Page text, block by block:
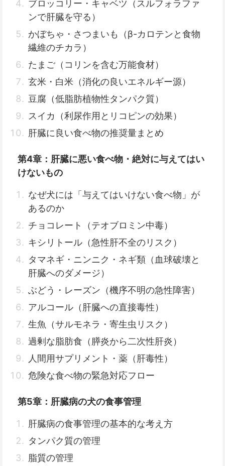
ブロッコリー・キャベツ（スルフォラファ
ンで肝臓を守る）
かぼちゃ・さつまいも（β-カロテンと食物
繊維のチカラ）
たまご（コリンを含む万能食材）
玄米・白米（消化の良いエネルギー源）
豆腐（低脂肪植物性タンパク質）
スイカ（利尿作用とリコピンの効果）
肝臓に良い食べ物の推奨量まとめ
第4章：肝臓に悪い食べ物・絶対に与えてはい
けないもの
なぜ犬には「与えてはいけない食べ物」が
あるのか
チョコレート（テオブロミン中毒）
キシリトール（急性肝不全のリスク）
タマネギ・ニンニク・ネギ類（血球破壊と
肝臓へのダメージ）
ぶどう・レーズン（機序不明の急性障害）
アルコール（肝臓への直接毒性）
生魚（サルモネラ・寄生虫リスク）
過剰な脂肪食（膵炎から二次性肝炎）
人間用サプリメント・薬（肝毒性）
危険な食べ物の緊急対応フロー
第5章：肝臓病の犬の食事管理
肝臓病の食事管理の基本的な考え方
タンパク質の管理
脂質の管理